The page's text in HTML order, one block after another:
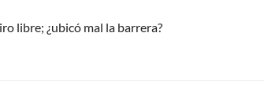
libre; ¿ubicó mal la barrera?